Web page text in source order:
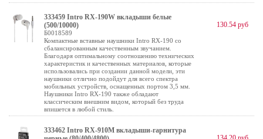
333459 Intro RX-190W вкладыши белые
(500/10000)
Б0018589
Компактные вставные наушники Intro RX-190 со
сбалансированным качественным звучанием.
Благодаря оптимальному соотношению технических
характеристик и качественных материалов, которые
использовались при создании данной модели, эти
наушники отлично подойдут для всего спектра
мобильных устройств, оснащенных портом 3,5 мм.
Наушники Intro RX-190 также обладают
классическим внешним видом, который без труда
впишется в любой стиль.
130.54 руб
333462 Intro RX-910M вкладыши-гарнитура